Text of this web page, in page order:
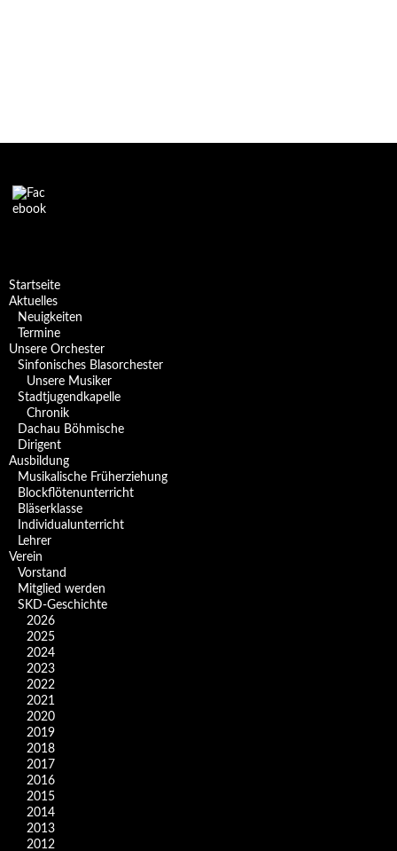
Startseite
Aktuelles
Neuigkeiten
Termine
Unsere Orchester
Sinfonisches Blasorchester
Unsere Musiker
Stadtjugendkapelle
Chronik
Dachau Böhmische
Dirigent
Ausbildung
Musikalische Früherziehung
Blockflötenunterricht
Bläserklasse
Individual­unterricht
Lehrer
Verein
Vorstand
Mitglied werden
SKD-Geschichte
2026
2025
2024
2023
2022
2021
2020
2019
2018
2017
2016
2015
2014
2013
2012